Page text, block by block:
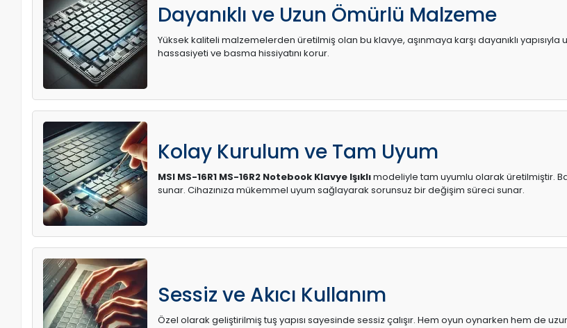
Dayanıklı ve Uzun Ömürlü Malzeme
Yüksek kaliteli malzemelerden üretilmiş olan bu klavye, aşınmaya karşı dayanıklı yapısıyla
hassasiyeti ve basma hissiyatını korur.
Kolay Kurulum ve Tam Uyum
MSI MS-16R1 MS-16R2 Notebook Klavye Işıklımodeliyle tam uyumlu olarak üretilmiştir.
sunar. Cihazınıza mükemmel uyum sağlayarak sorunsuz bir değişim süreci sunar.
Sessiz ve Akıcı Kullanım
Özel olarak geliştirilmiş tuş yapısı sayesinde sessiz çalışır. Hem oyun oynarken hem de